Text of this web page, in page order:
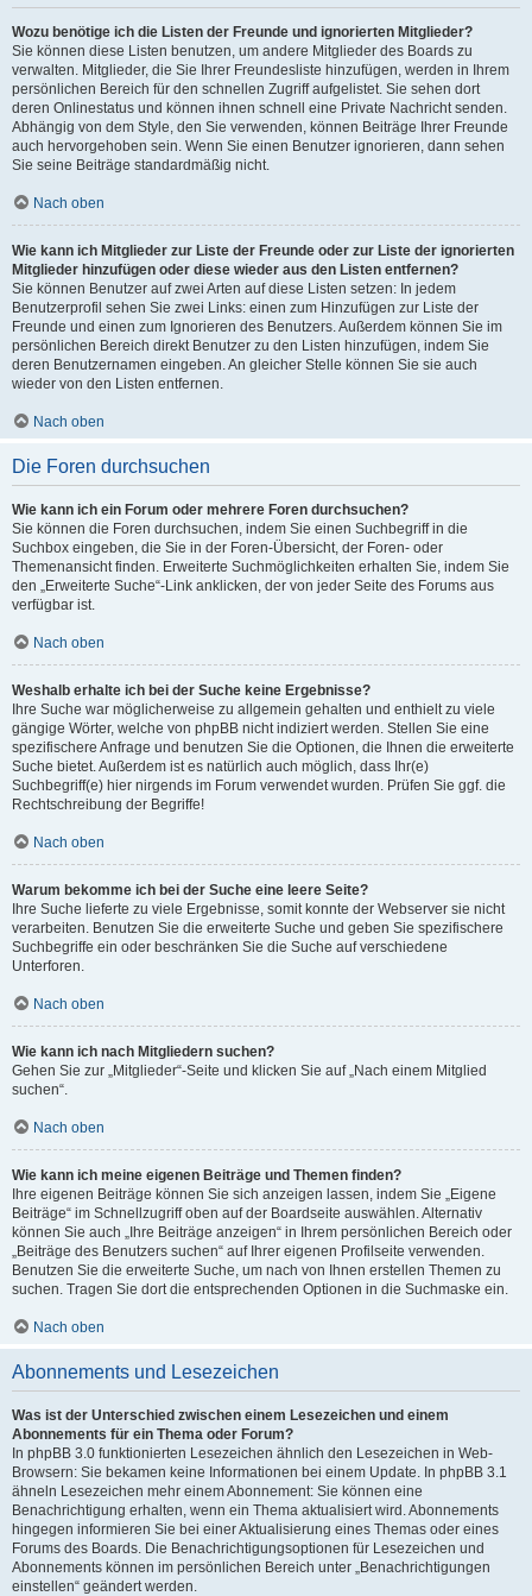
Wozu benötige ich die Listen der Freunde und ignorierten Mitglieder?
Sie können diese Listen benutzen, um andere Mitglieder des Boards zu
verwalten. Mitglieder, die Sie Ihrer Freundesliste hinzufügen, werden in Ihrem
persönlichen Bereich für den schnellen Zugriff aufgelistet. Sie sehen dort
deren Onlinestatus und können ihnen schnell eine Private Nachricht senden.
Abhängig von dem Style, den Sie verwenden, können Beiträge Ihrer Freunde
auch hervorgehoben sein. Wenn Sie einen Benutzer ignorieren, dann sehen
Sie seine Beiträge standardmäßig nicht.
Nach oben
Wie kann ich Mitglieder zur Liste der Freunde oder zur Liste der ignorierten
Mitglieder hinzufügen oder diese wieder aus den Listen entfernen?
Sie können Benutzer auf zwei Arten auf diese Listen setzen: In jedem
Benutzerprofil sehen Sie zwei Links: einen zum Hinzufügen zur Liste der
Freunde und einen zum Ignorieren des Benutzers. Außerdem können Sie im
persönlichen Bereich direkt Benutzer zu den Listen hinzufügen, indem Sie
deren Benutzernamen eingeben. An gleicher Stelle können Sie sie auch
wieder von den Listen entfernen.
Nach oben
Die Foren durchsuchen
Wie kann ich ein Forum oder mehrere Foren durchsuchen?
Sie können die Foren durchsuchen, indem Sie einen Suchbegriff in die
Suchbox eingeben, die Sie in der Foren-Übersicht, der Foren- oder
Themenansicht finden. Erweiterte Suchmöglichkeiten erhalten Sie, indem Sie
den „Erweiterte Suche“-Link anklicken, der von jeder Seite des Forums aus
verfügbar ist.
Nach oben
Weshalb erhalte ich bei der Suche keine Ergebnisse?
Ihre Suche war möglicherweise zu allgemein gehalten und enthielt zu viele
gängige Wörter, welche von phpBB nicht indiziert werden. Stellen Sie eine
spezifischere Anfrage und benutzen Sie die Optionen, die Ihnen die erweiterte
Suche bietet. Außerdem ist es natürlich auch möglich, dass Ihr(e)
Suchbegriff(e) hier nirgends im Forum verwendet wurden. Prüfen Sie ggf. die
Rechtschreibung der Begriffe!
Nach oben
Warum bekomme ich bei der Suche eine leere Seite?
Ihre Suche lieferte zu viele Ergebnisse, somit konnte der Webserver sie nicht
verarbeiten. Benutzen Sie die erweiterte Suche und geben Sie spezifischere
Suchbegriffe ein oder beschränken Sie die Suche auf verschiedene
Unterforen.
Nach oben
Wie kann ich nach Mitgliedern suchen?
Gehen Sie zur „Mitglieder“-Seite und klicken Sie auf „Nach einem Mitglied
suchen“.
Nach oben
Wie kann ich meine eigenen Beiträge und Themen finden?
Ihre eigenen Beiträge können Sie sich anzeigen lassen, indem Sie „Eigene
Beiträge“ im Schnellzugriff oben auf der Boardseite auswählen. Alternativ
können Sie auch „Ihre Beiträge anzeigen“ in Ihrem persönlichen Bereich oder
„Beiträge des Benutzers suchen“ auf Ihrer eigenen Profilseite verwenden.
Benutzen Sie die erweiterte Suche, um nach von Ihnen erstellen Themen zu
suchen. Tragen Sie dort die entsprechenden Optionen in die Suchmaske ein.
Nach oben
Abonnements und Lesezeichen
Was ist der Unterschied zwischen einem Lesezeichen und einem
Abonnements für ein Thema oder Forum?
In phpBB 3.0 funktionierten Lesezeichen ähnlich den Lesezeichen in Web-
Browsern: Sie bekamen keine Informationen bei einem Update. In phpBB 3.1
ähneln Lesezeichen mehr einem Abonnement: Sie können eine
Benachrichtigung erhalten, wenn ein Thema aktualisiert wird. Abonnements
hingegen informieren Sie bei einer Aktualisierung eines Themas oder eines
Forums des Boards. Die Benachrichtigungsoptionen für Lesezeichen und
Abonnements können im persönlichen Bereich unter „Benachrichtigungen
einstellen“ geändert werden.